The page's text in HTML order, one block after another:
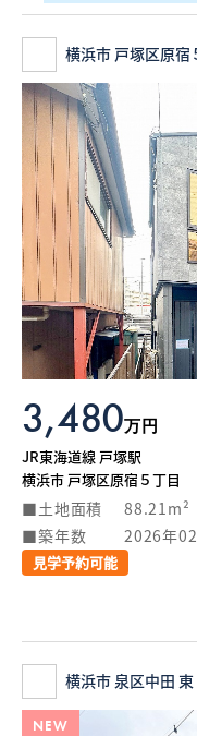
横浜市 戸塚区原宿
3,480万円
JR東海道線 戸塚駅
横浜市 戸塚区原宿５丁目
土地面積 88.21m²
築年数
2026年
見学予約可能
横浜市 泉区中田
NEW